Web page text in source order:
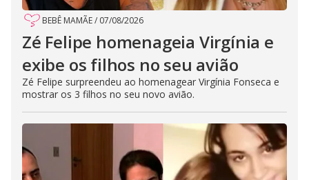
BEBÊ MAMÃE/ 07/08/2026
Zé Felipe homenageia Virgínia e
exibe os filhos no seu avião
Zé Felipe surpreendeu ao homenagear Virgínia Fonseca e
mostrar os 3 filhos no seu novo avião.